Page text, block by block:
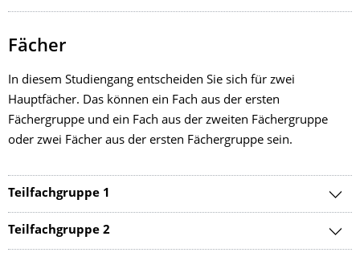
Fächer
In diesem Studiengang entscheiden Sie sich für zwei
Hauptfächer. Das können ein Fach aus der ersten
Fächergruppe und ein Fach aus der zweiten Fächergruppe
oder zwei Fächer aus der ersten Fächergruppe sein.
Teilfachgruppe 1
Teilfachgruppe 2